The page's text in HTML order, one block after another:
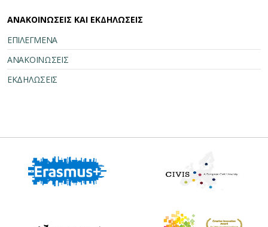
ΑΝΑΚΟΙΝΩΣΕΙΣ ΚΑΙ ΕΚΔΗΛΩΣΕΙΣ
ΕΠΙΛΕΓΜΕΝΑ
ΑΝΑΚΟΙΝΩΣΕΙΣ
ΕΚΔΗΛΩΣΕΙΣ